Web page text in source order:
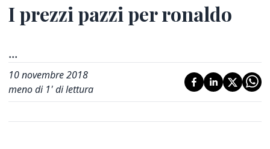
I prezzi pazzi per ronaldo
...
10 novembre 2018
meno di 1' di lettura